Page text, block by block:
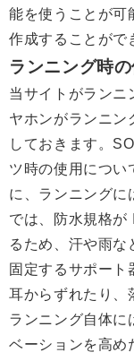
能を使うことが可
作成することがで
ランニング時
当サイトがランニ
ヤホンがランニン
しておきます。
ツ時の使用につい
に、ランニングに
では、防水規格が
るため、汗や雨な
固定するサポート
耳からずれたり、
ランニング自体に
ベーションを高め